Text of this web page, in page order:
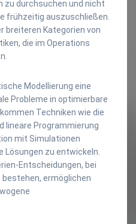
zu durchsuchen und nicht
frühzeitig auszuschließen.
breiteren Kategorien von
die im Operations
Modellierung eine
Probleme in optimierbare
Techniken wie die
lineare Programmierung
mit Simulationen
zu entwickeln.
Entscheidungen, bei
ermöglichen